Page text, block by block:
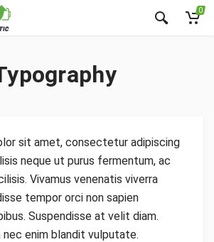
0
sit amet, consectetur adipiscing
neque ut purus fermentum, ac
Vivamus venenatis viverra
tempor orci non sapien
Suspendisse at velit diam.
nec enim blandit vulputate.